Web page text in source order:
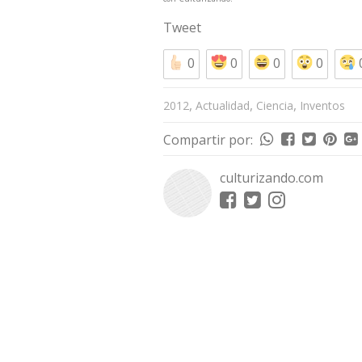
Tweet
0
0 0 0
2012, Actualidad, Ciencia, Inventos
Compartir por:
culturizando.com